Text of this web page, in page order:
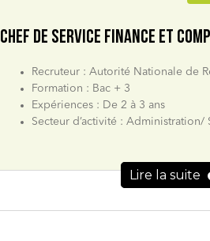
CHEF DE SERVICE FINANCE ET
Recruteur : Autorité Nationale de
Formation : Bac + 3
Expériences : De 2 à 3 ans
Secteur d’activité : Administration/
Lire la suite